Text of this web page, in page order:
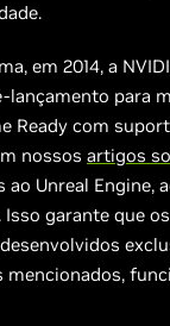
em 2014, a
para
Ready com
nossos artigos
ao Unreal Engine,
garante que
mencionados,